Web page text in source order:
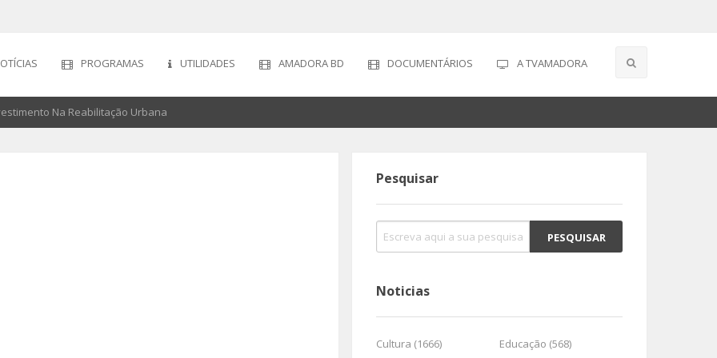
PROGRAMAS UTILIDADES AMADORA BD DOCUMENTÁRIOS A TVAMADORA
Na Reabilitação Urbana
Pesquisar
Noticias
Cultura (1666)
Educação (568)